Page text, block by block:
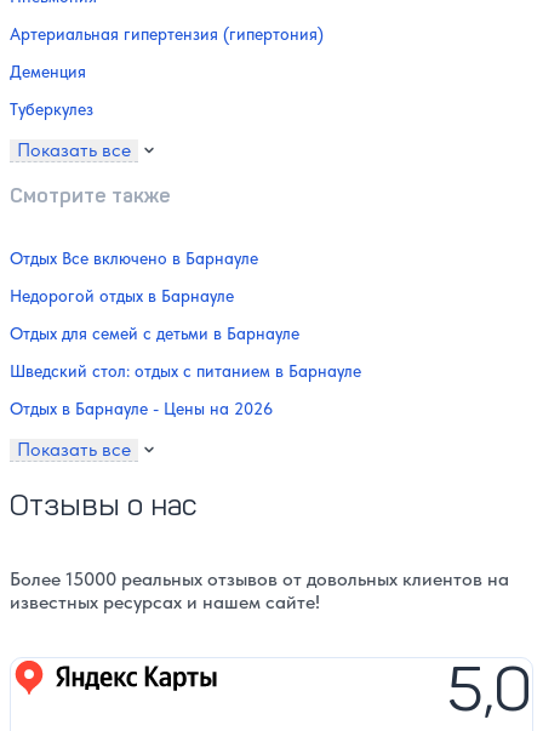
Артериальная гипертензия (гипертония)
Деменция
Туберкулез
Показать все
Смотрите также
Отдых Все включено в Барнауле
Недорогой отдых в Барнауле
Отдых для семей с детьми в Барнауле
Шведский стол: отдых с питанием в Барнауле
Отдых в Барнауле - Цены на 2026
Показать все
Отзывы о нас
Более 15000 реальных отзывов от довольных клиентов на
известных ресурсах и нашем сайте!
Яндекс карты 5,0